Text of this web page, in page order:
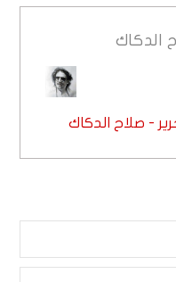
الدكاك
- صلاح الدكاك